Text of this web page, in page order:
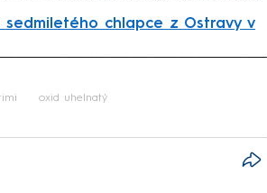
sedmiletého chlapce z Ostravy v
oxid uhelnatý